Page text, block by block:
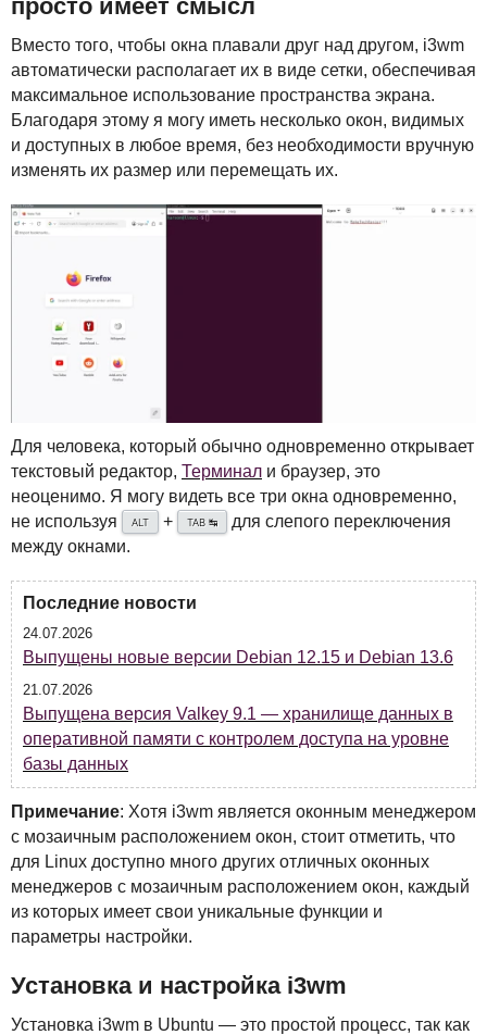
просто имеет смысл
Вместо того, чтобы окна плавали друг над другом, i3wm
автоматически располагает их в виде сетки, обеспечивая
максимальное использование пространства экрана.
Благодаря этому я могу иметь несколько окон, видимых
и доступных в любое время, без необходимости вручную
изменять их размер или перемещать их.
Для человека, который обычно одновременно открывает
текстовый редактор, Терминал и браузер, это
неоценимо. Я могу видеть все три окна одновременно,
не используя
ALT + TAB ↹
для слепого переключения
между окнами.
Последние новости
24.07.2026
Выпущены новые версии Debian 12.15 и Debian 13.6
21.07.2026
Выпущена версия Valkey 9.1 — хранилище данных в
оперативной памяти с контролем доступа на уровне
базы данных
Примечание: Хотя i3wm является оконным менеджером
с мозаичным расположением окон, стоит отметить, что
для Linux доступно много других отличных оконных
менеджеров с мозаичным расположением окон, каждый
из которых имеет свои уникальные функции и
параметры настройки.
Установка и настройка i3wm
Установка i3wm в Ubuntu — это простой процесс, так как